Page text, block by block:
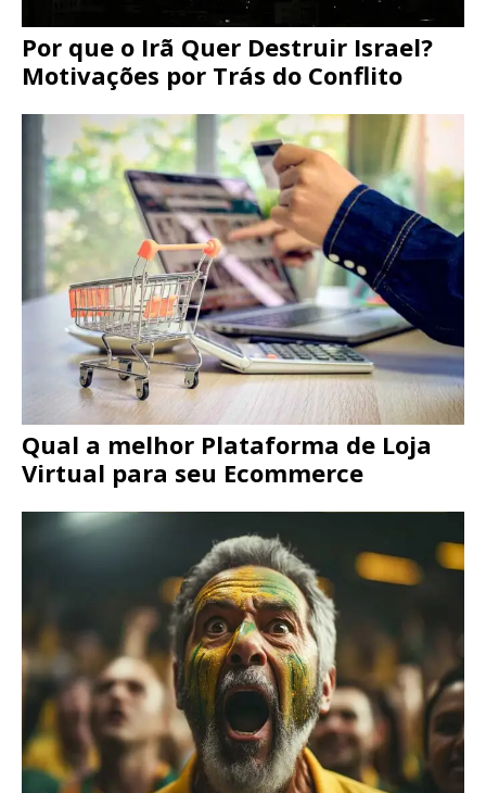
Por que o Irã Quer Destruir Israel?
Motivações por Trás do Conflito
Qual a melhor Plataforma de Loja
Virtual para seu Ecommerce